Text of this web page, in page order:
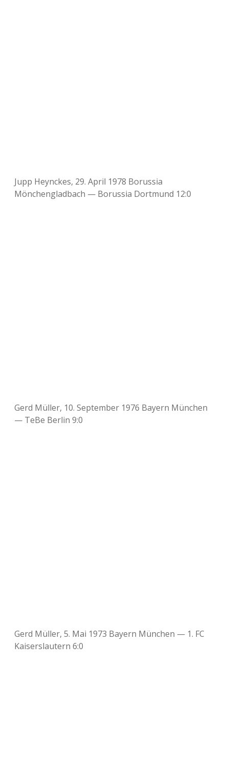
Jupp Heynckes, 29. April 1978 Borussia
Mönchengladbach — Borussia Dortmund 12:0
Gerd Müller, 10. September 1976 Bayern München
— TeBe Berlin 9:0
Gerd Müller, 5. Mai 1973 Bayern München — 1. FC
Kaiserslautern 6:0